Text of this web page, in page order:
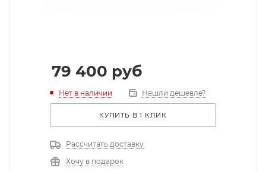
79 400 руб
Нет в наличии Нашли дешевле?
КУПИТЬ В 1 КЛИК
Рассчитать доставку
Хочу в подарок